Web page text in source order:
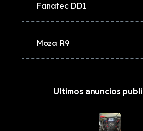
Fanatec DD1
Moza R9
Últimos anuncios